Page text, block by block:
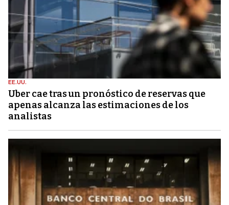
EE.UU.
Uber cae tras un pronóstico de reservas que
apenas alcanza las estimaciones de los
analistas